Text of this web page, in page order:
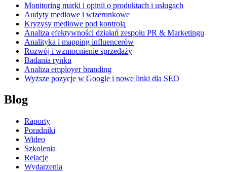
Monitoring marki i opinii o produktach i usługach
Audyty mediowe i wizerunkowe
Kryzysy mediowe pod kontrolą
Analiza efektywności działań zespołu PR & Marketingu
Analityka i mapping influencerów
Rozwój i wzmocnienie sprzedaży
Badania rynku
Analiza employer branding
Wyższe pozycje w Google i nowe linki dla SEO
Blog
Raporty
Poradniki
Wideo
Szkolenia
Relacje
Wydarzenia